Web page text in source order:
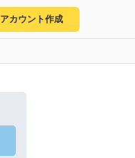
アカウント作成